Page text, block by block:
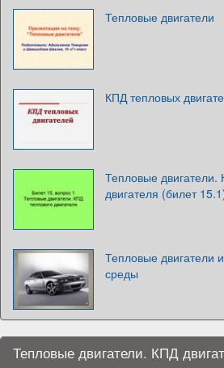
Тепловые двигатели
КПД тепловых
Тепловые двигатели.
двигателя (билет
Тепловые двигатели
среды
Тепловые двигатели. КПД